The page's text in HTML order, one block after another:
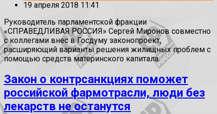
19 апреля 2018 11:41
Руководитель парламентской фракции
«СПРАВЕДЛИВАЯ РОССИЯ» Сергей Миронов совместно
с коллегами внес в Госдуму законопроект,
расширяющий варианты решения жилищных проблем с
помощью средств материнского капитала.
Закон о контрсанкциях поможет
российской фармотрасли, люди без
лекарств не останутся